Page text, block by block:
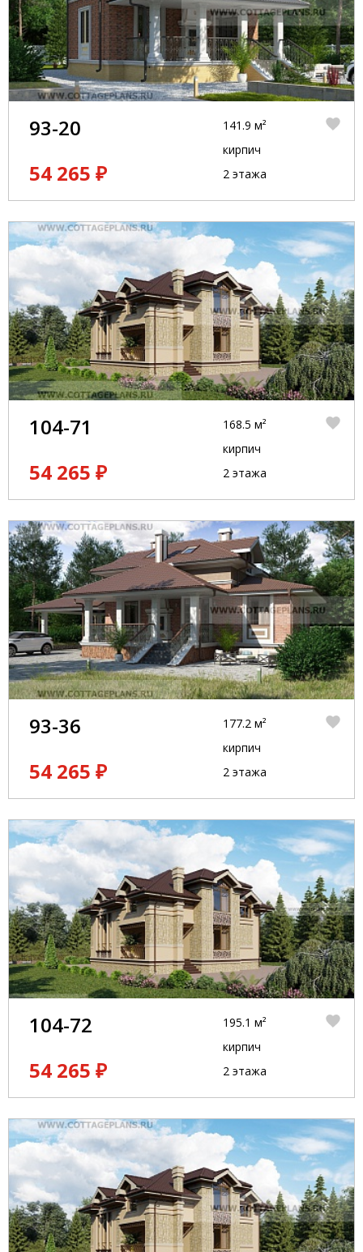
93-20
54 265 ₽
141.9 м²
кирпич
2 этажа
104-71
54 265 ₽
168.5 м²
кирпич
2 этажа
93-36
54 265 ₽
177.2 м²
кирпич
2 этажа
104-72
54 265 ₽
195.1 м²
кирпич
2 этажа